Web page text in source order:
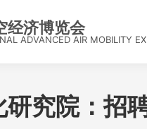
经济博览会
ADVANCED AIR MOBILITY
研究院：招